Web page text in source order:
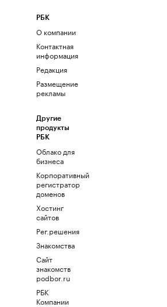
РБК
О компании
Контактная
информация
Редакция
Размещение
рекламы
Другие
продукты
РБК
Облако для
бизнеса
Корпоративный
регистратор
доменов
Хостинг
сайтов
Рег.решения
Знакомства
Сайт
знакомств
podbor.ru
РБК
Компании